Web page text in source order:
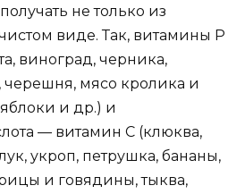
не только из
виде. Так, витамины P
виноград, черника,
черешня, мясо кролика и
и др.) и
— витамин С (клюква,
укроп, петрушка, бананы,
и говядины, тыква,